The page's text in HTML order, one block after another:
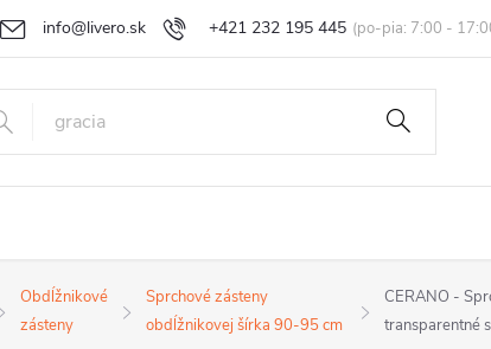
+421 232 195 445
info@livero.sk
Vrátenie tovaru a reklamácia Obchodné podmienky
Obdĺžnikové
zásteny
Sprchové zásteny
obdĺžnikovej šírka 90-95 cm
CERANO -
transparentné